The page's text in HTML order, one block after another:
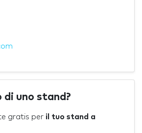
di uno stand?
gratis per il tuo stand a